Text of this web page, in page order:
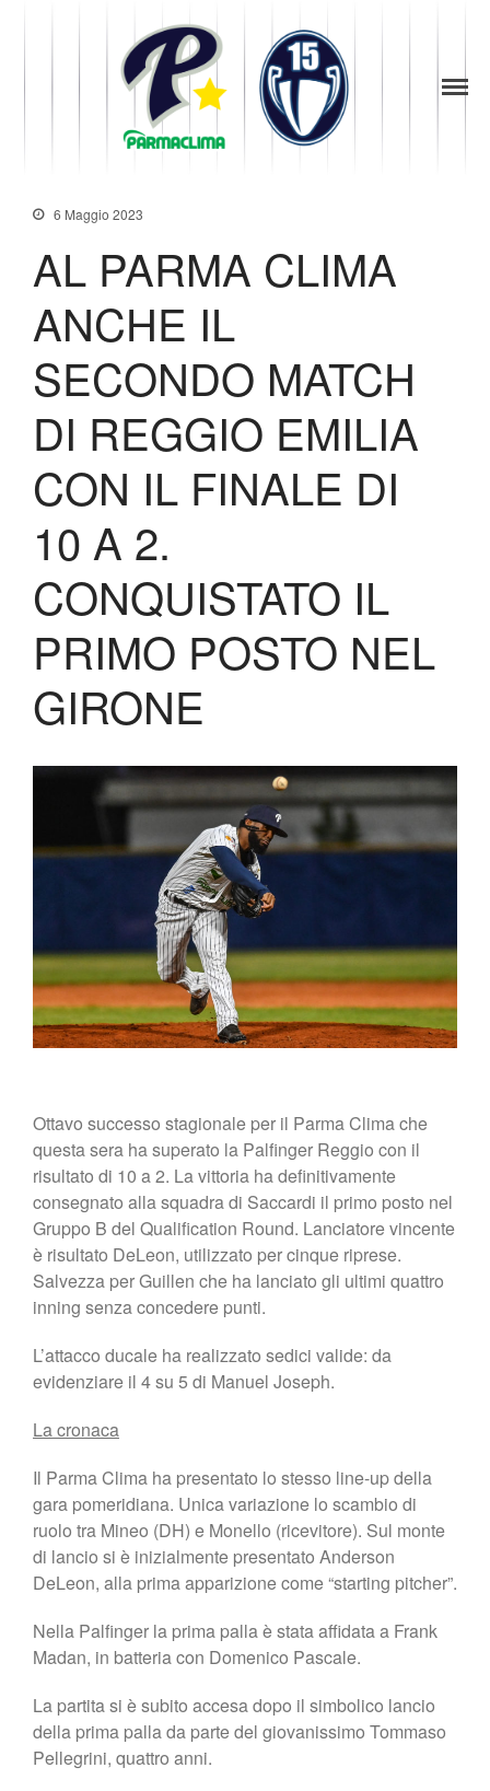
Storia
Maglie Ritirate
Squadra
Partners
Biglietteria
6 Maggio 2023
AL PARMA CLIMA
ANCHE IL
SECONDO MATCH
DI REGGIO EMILIA
CON IL FINALE DI
10 A 2.
CONQUISTATO IL
PRIMO POSTO NEL
GIRONE
Ottavo successo stagionale per il Parma Clima che
questa sera ha superato la Palfinger Reggio con il
risultato di 10 a 2. La vittoria ha definitivamente
consegnato alla squadra di Saccardi il primo posto nel
Gruppo B del Qualification Round. Lanciatore vincente
è risultato DeLeon, utilizzato per cinque riprese.
Salvezza per Guillen che ha lanciato gli ultimi quattro
inning senza concedere punti.
L’attacco ducale ha realizzato sedici valide: da
evidenziare il 4 su 5 di Manuel Joseph.
La cronaca
Il Parma Clima ha presentato lo stesso line-up della
gara pomeridiana. Unica variazione lo scambio di
ruolo tra Mineo (DH) e Monello (ricevitore). Sul monte
di lancio si è inizialmente presentato Anderson
DeLeon, alla prima apparizione come “starting pitcher”.
Nella Palfinger la prima palla è stata affidata a Frank
Madan, in batteria con Domenico Pascale.
La partita si è subito accesa dopo il simbolico lancio
della prima palla da parte del giovanissimo Tommaso
Pellegrini, quattro anni.